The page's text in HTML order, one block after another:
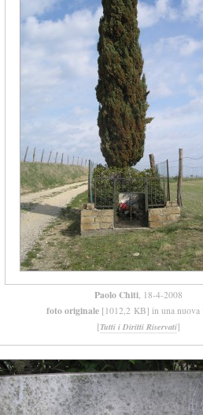
Paolo Chiti, 18-4-2008
foto originale [1012,2 KB] in una nuova
[Tutti i Diritti Riservati]